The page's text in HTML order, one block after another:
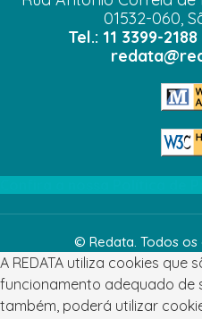
01532-060,
Tel.: 11 3399-
© Redata. Todos
A REDATA utiliza cookies que
funcionamento adequado de
também, poderá utilizar